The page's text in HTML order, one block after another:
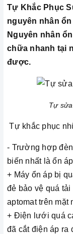
Tự Khắc Phục
nguyên nhân
Nguyên nhân
chữa nhanh tại
được.
Tự
Tự khắc phục
- Trường hợp
biến nhất là ổn
+ Máy ổn áp bị
đẻ bảo vệ quá
aptomat trên mặt
+ Điện lưới quá
đã cắt điện áp ra